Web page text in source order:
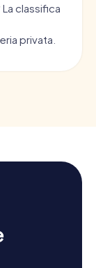
classifica
privata.